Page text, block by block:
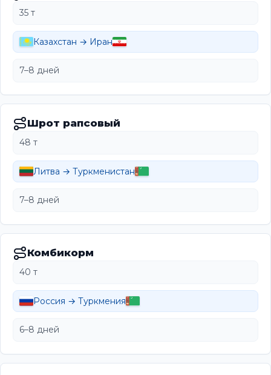
35 т
Казахстан → Иран
7–8 дней
Шрот рапсовый
48 т
Литва → Туркменистан
7–8 дней
Комбикорм
40 т
Россия → Туркмения
6–8 дней